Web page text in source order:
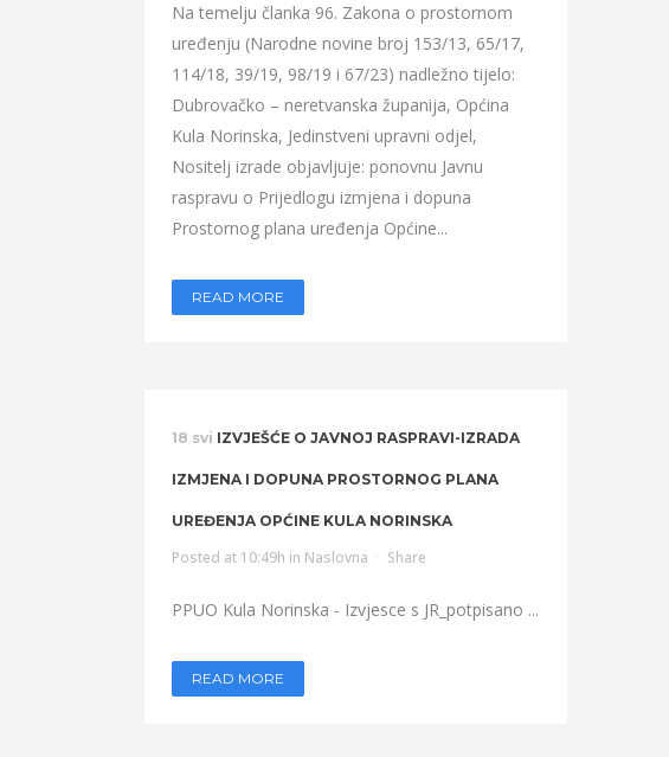
Na temelju članka 96. Zakona o prostornom
uređenju (Narodne novine broj 153/13, 65/17,
114/18, 39/19, 98/19 i 67/23) nadležno tijelo:
Dubrovačko – neretvanska županija, Općina
Kula Norinska, Jedinstveni upravni odjel,
Nositelj izrade objavljuje: ponovnu Javnu
raspravu o Prijedlogu izmjena i dopuna
Prostornog plana uređenja Općine...
READ MORE
18 svi IZVJEŠĆE O JAVNOJ RASPRAVI-IZRADA
IZMJENA I DOPUNA PROSTORNOG PLANA
UREĐENJA OPĆINE KULA NORINSKA
Posted at 10:49h in Naslovna Share
PPUO Kula Norinska - Izvjesce s JR_potpisano ...
READ MORE